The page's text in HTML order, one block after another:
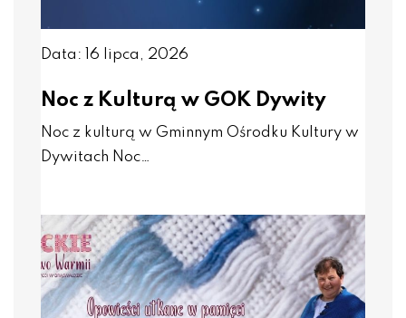
Data: 16 lipca, 2026
Noc z Kulturą w GOK Dywity
Noc z kulturą w Gminnym Ośrodku Kultury w
Dywitach Noc…